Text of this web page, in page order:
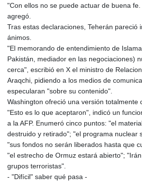
"Con ellos no se puede actuar de buena fe.
agregó.
Tras estas declaraciones, Teherán pareció
ánimos.
"El memorando de entendimiento de
Pakistán, mediador en las negociaciones)
cerca", escribió en X el ministro de
Araqchi, pidiendo a los medios de
especularan "sobre su contenido".
Washington ofreció una versión totalmente
"Esto es lo que aceptaron", indicó un
a la AFP. Enumeró cinco puntos: "el
destruido y retirado"; "el programa nuclear
"sus fondos no serán liberados hasta que
"el estrecho de Ormuz estará abierto";
grupos terroristas".
- "Difícil" saber qué pasa -